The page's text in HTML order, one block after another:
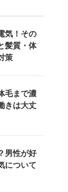
気！その
髪質・体
策
毛まで濃
きは大丈
男性が好
について